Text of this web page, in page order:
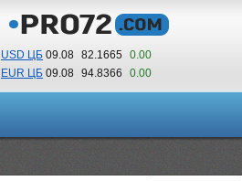
USD ЦБ 09.08 82.1665 0.00
EUR ЦБ 09.08 94.8366 0.00
17 33
По Гринвичу (GMT +5)